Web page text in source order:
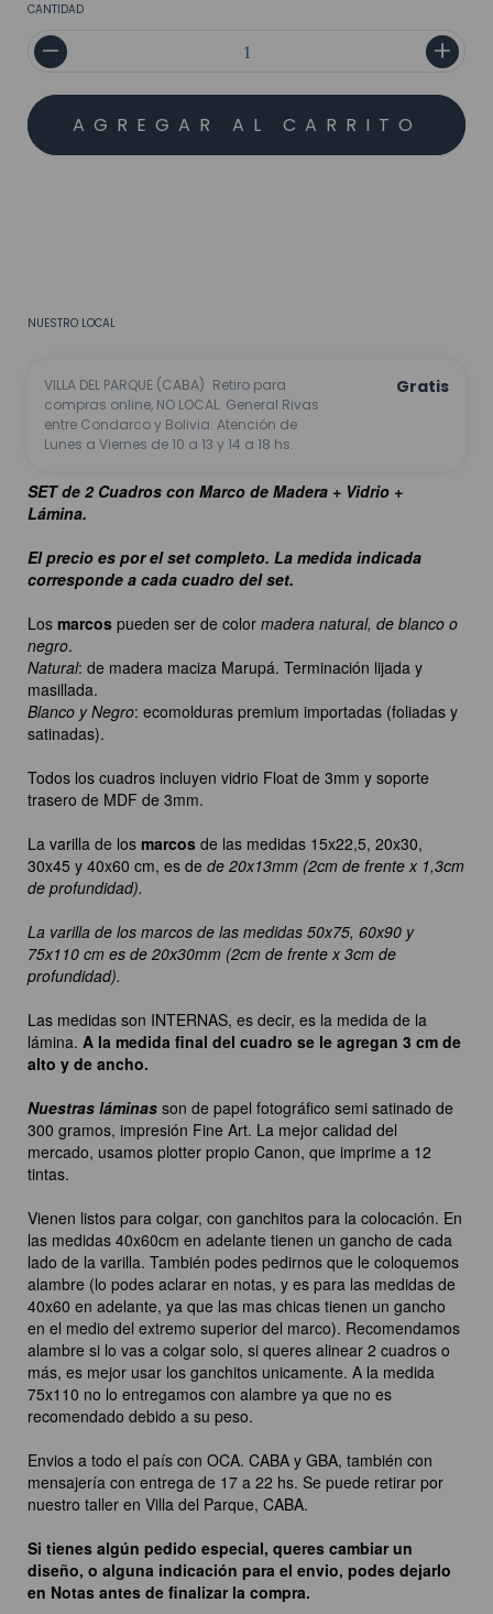
CANTIDAD
NUESTRO LOCAL
VILLA DEL PARQUE (CABA) Retiro para
compras online, NO LOCAL. General Rivas
entre Condarco y Bolivia. Atención de
Lunes a Viernes de 10 a 13 y 14 a 18 hs.
Gratis
SET de 2 Cuadros con Marco de Madera + Vidrio +
Lámina.
El precio es por el set completo. La medida indicada
corresponde a cada cuadro del set.
Los marcos pueden ser de color madera natural, de blanco o
negro.
Natural: de madera maciza Marupá. Terminación lijada y
masillada.
Blanco y Negro: ecomolduras premium importadas (foliadas y
satinadas).
Todos los cuadros incluyen vidrio Float de 3mm y soporte
trasero de MDF de 3mm.
La varilla de los marcos de las medidas 15x22,5, 20x30,
30x45 y 40x60 cm, es de de 20x13mm (2cm de frente x 1,3cm
de profundidad).
La varilla de los marcos de las medidas 50x75, 60x90 y
75x110 cm es de 20x30mm (2cm de frente x 3cm de
profundidad).
Las medidas son INTERNAS, es decir, es la medida de la
lámina. A la medida final del cuadro se le agregan 3 cm de
alto y de ancho.
Nuestras láminas son de papel fotográfico semi satinado de
300 gramos, impresión Fine Art. La mejor calidad del
mercado, usamos plotter propio Canon, que imprime a 12
tintas.
Vienen listos para colgar, con ganchitos para la colocación. En
las medidas 40x60cm en adelante tienen un gancho de cada
lado de la varilla. También podes pedirnos que le coloquemos
alambre (lo podes aclarar en notas, y es para las medidas de
40x60 en adelante, ya que las mas chicas tienen un gancho
en el medio del extremo superior del marco). Recomendamos
alambre si lo vas a colgar solo, si queres alinear 2 cuadros o
más, es mejor usar los ganchitos unicamente. A la medida
75x110 no lo entregamos con alambre ya que no es
recomendado debido a su peso.
Envios a todo el país con OCA. CABA y GBA, también con
mensajería con entrega de 17 a 22 hs. Se puede retirar por
nuestro taller en Villa del Parque, CABA.
Si tienes algún pedido especial, queres cambiar un
diseño, o alguna indicación para el envio, podes dejarlo
en Notas antes de finalizar la compra.